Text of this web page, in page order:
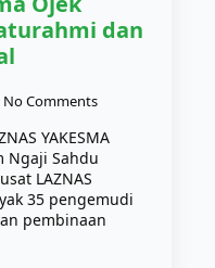
dan
No Comments
YAKESMA
Ngaji Sahdu
LAZNAS
35 pengemudi
pembinaan